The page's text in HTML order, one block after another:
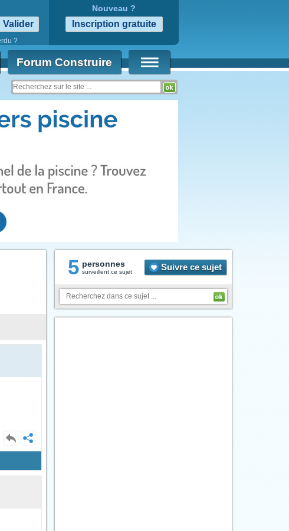
?
Nouveau ?
Forum Construire
5 personnes
surveillent ce sujet Suivre ce sujet